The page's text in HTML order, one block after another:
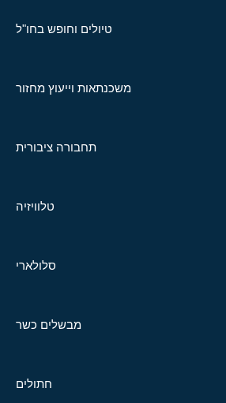
טיולים וחופש בחו"ל
משכנתאות וייעוץ מחזור
תחבורה ציבורית
טלוויזיה
סלולארי
מבשלים כשר
חתולים